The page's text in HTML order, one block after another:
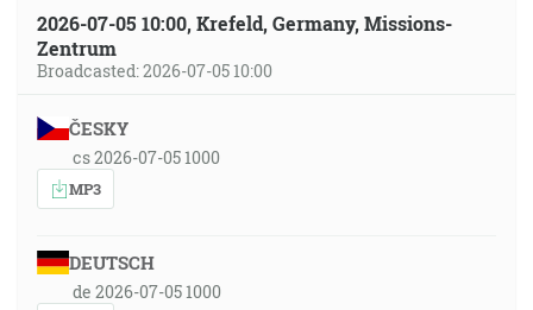
2026-07-05 10:00, Krefeld, Germany, Missions-
Zentrum
Broadcasted: 2026-07-05 10:00
ČESKY
cs 2026-07-05 1000
MP3
DEUTSCH
de 2026-07-05 1000